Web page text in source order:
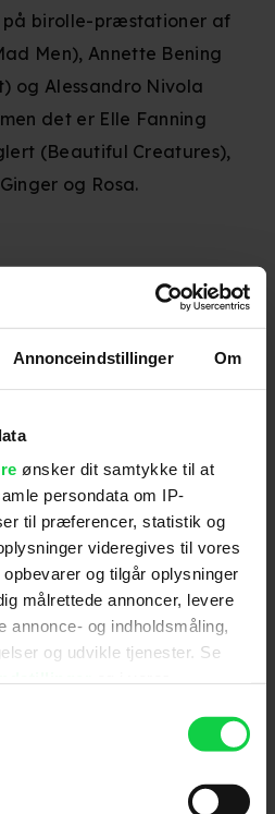
Annonceindstillinger Om
ønsker dit samtykke til at
persondata om IP-
til præferencer, statistik og
videregives til vores
og tilgår oplysninger
målrettede annoncer, levere
annonce- og indholdsmåling,
og udvikle tjenester. Se
fra vores
ved at trykke på "Privacy
Alessandro
på birolle-præstationer af
Men), Annette Bening
og Alessandro Nivola
det er Elle Fanning
(Beautiful Creatures),
og Rosa.